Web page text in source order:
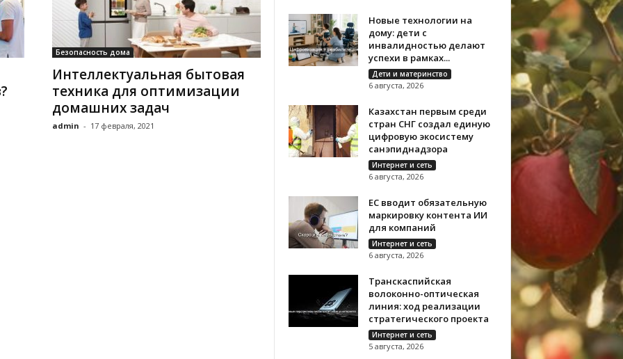
Безопасность дома
Интеллектуальная бытовая
техника для оптимизации
домашних задач
admin - 17 февраля, 2021
Новые технологии на
дому: дети с
инвалидностью делают
успехи в рамках...
Дети и материнство
6 августа, 2026
Казахстан первым среди
стран СНГ создал единую
цифровую экосистему
санэпиднадзора
Интернет и сеть
6 августа, 2026
ЕС вводит обязательную
маркировку контента ИИ
для компаний
Интернет и сеть
6 августа, 2026
Транскаспийская
волоконно-оптическая
линия: ход реализации
стратегического проекта
Интернет и сеть
5 августа, 2026